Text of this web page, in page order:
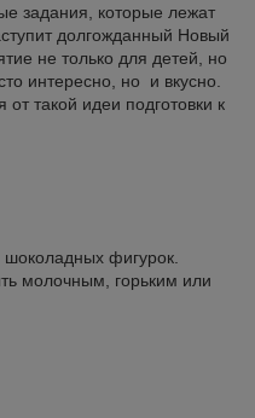
задания, которые лежат
долгожданный Новый
не только для детей, но
интересно, но и вкусно.
такой идеи подготовки к
фигурок.
молочным, горьким или